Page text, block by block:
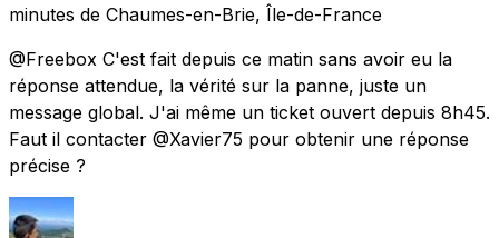
minutes de Chaumes-en-Brie, Île-de-France
@Freebox C'est fait depuis ce matin sans avoir eu la
réponse attendue, la vérité sur la panne, juste un
message global. J'ai même un ticket ouvert depuis 8h45.
Faut il contacter @Xavier75 pour obtenir une réponse
précise ?